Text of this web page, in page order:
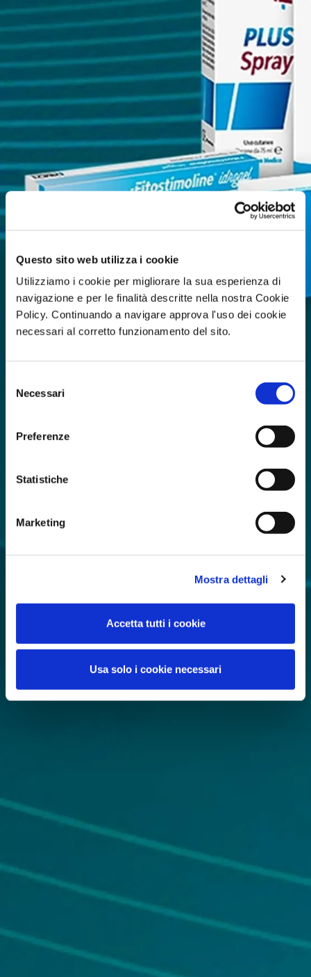
Questo sito web utilizza i cookie
Utilizziamo i cookie per migliorare la sua esperienza di
navigazione e per le finalità descritte nella nostra Cookie
Policy. Continuando a navigare approva l'uso dei cookie
necessari al corretto funzionamento del sito.
delNecessari
Preferenze
Statistiche
Marketing
Mostra dettagli
Accetta tutti i cookie
Usa solo i cookie necessari